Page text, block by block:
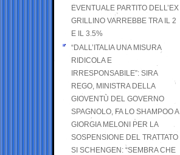
EVENTUALE PARTITO DELL’EX
GRILLINO VARREBBE TRA IL 2
E IL 3.5%
“DALL’ITALIA UNA MISURA
RIDICOLA E
IRRESPONSABILE”: SIRA
REGO, MINISTRA DELLA
GIOVENTÙ DEL GOVERNO
SPAGNOLO, FA LO SHAMPOO A
GIORGIA MELONI PER LA
SOSPENSIONE DEL TRATTATO
SI SCHENGEN: “SEMBRA CHE